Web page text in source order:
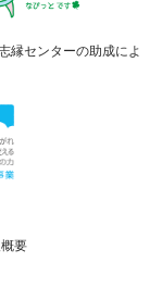
縁センターの助成によ
要